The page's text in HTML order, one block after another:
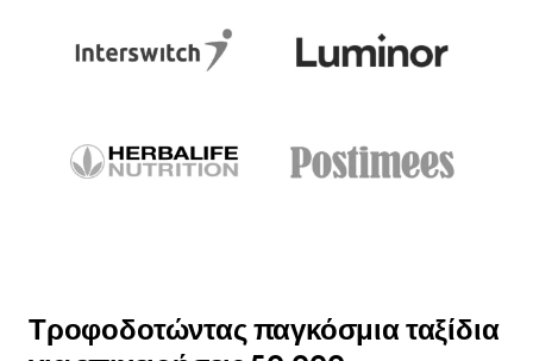
Τροφοδοτώντας παγκόσμια ταξίδια